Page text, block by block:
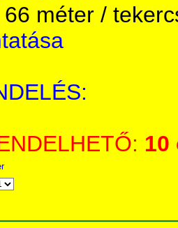
66 méter /
10